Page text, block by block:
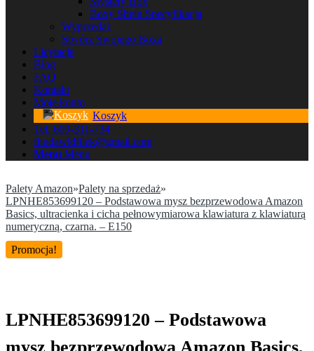
Boxy Shein Specyfikacja
Wyprzedaż
Stwórz Swojego Boxa
Licytacje
Blog
FAQ
Kontakt
Moje konto
Koszyk
Tel. 609-311-734
fhudawidfilek@gmail.com
Menu Menu
Palety Amazon»Palety na sprzedaż»
LPNHE853699120 – Podstawowa mysz bezprzewodowa Amazon
Basics, ultracienka i cicha pełnowymiarowa klawiatura z klawiaturą
numeryczną, czarna. – E150
Promocja!
LPNHE853699120 – Podstawowa